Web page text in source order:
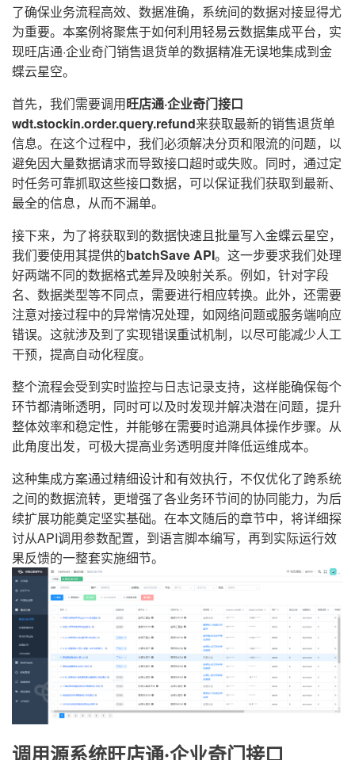
了确保业务流程高效、数据准确，系统间的数据对接显得尤
为重要。本案例将聚焦于如何利用轻易云数据集成平台，实
现旺店通·企业奇门销售退货单的数据精准无误地集成到金
蝶云星空。
首先，我们需要调用旺店通·企业奇门接口
wdt.stockin.order.query.refund来获取最新的销售退货单
信息。在这个过程中，我们必须解决分页和限流的问题，以
避免因大量数据请求而导致接口超时或失败。同时，通过定
时任务可靠抓取这些接口数据，可以保证我们获取到最新、
最全的信息，从而不漏单。
接下来，为了将获取到的数据快速且批量写入金蝶云星空，
我们要使用其提供的batchSave API。这一步要求我们处理
好两端不同的数据格式差异及映射关系。例如，针对字段
名、数据类型等不同点，需要进行相应转换。此外，还需要
注意对接过程中的异常情况处理，如网络问题或服务端响应
错误。这就涉及到了实现错误重试机制，以尽可能减少人工
干预，提高自动化程度。
整个流程会受到实时监控与日志记录支持，这样能确保每个
环节都清晰透明，同时可以及时发现并解决潜在问题，提升
整体效率和稳定性，并能够在需要时追溯具体操作步骤。从
此角度出发，可极大提高业务透明度并降低运维成本。
这种集成方案通过精细设计和有效执行，不仅优化了跨系统
之间的数据流转，更增强了各业务环节间的协同能力，为后
续扩展功能奠定坚实基础。在本文随后的章节中，将详细探
讨从API调用参数配置，到语言脚本编写，再到实际运行效
果反馈的一整套实施细节。
调用源系统旺店通·企业奇门接口